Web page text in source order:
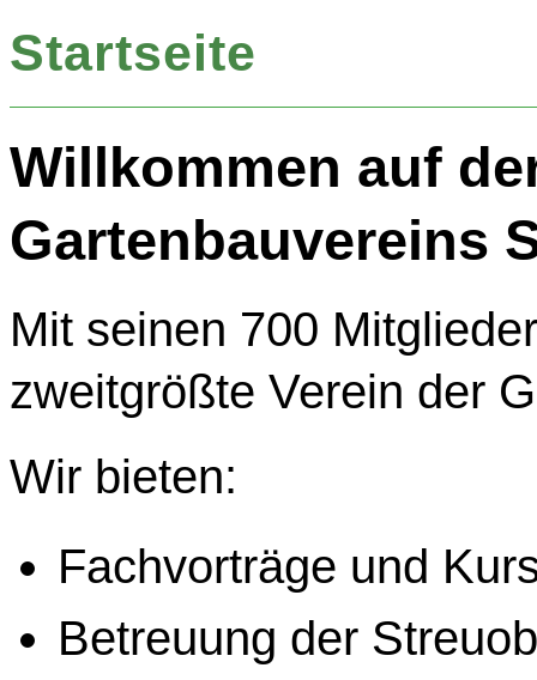
Startseite
Willkommen auf
Gartenbauvereins
Mit seinen 700
zweitgrößte Verein der
Wir bieten:
Fachvorträge und
Betreuung der